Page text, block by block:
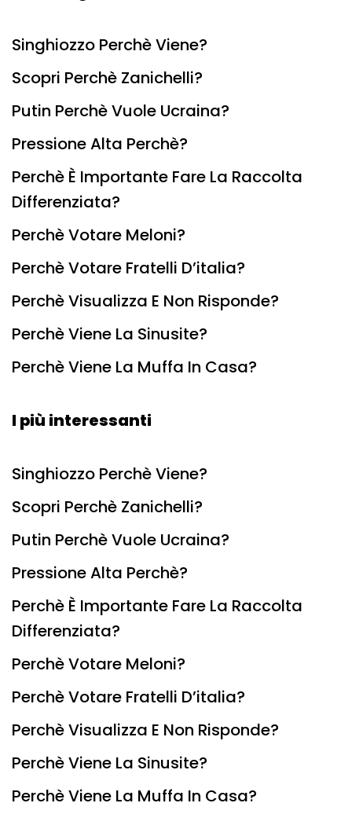
Singhiozzo Perchè Viene?
Scopri Perchè Zanichelli?
Putin Perchè Vuole Ucraina?
Pressione Alta Perchè?
Perchè È Importante Fare La Raccolta
Differenziata?
Perchè Votare Meloni?
Perchè Votare Fratelli D’italia?
Perchè Visualizza E Non Risponde?
Perchè Viene La Sinusite?
Perchè Viene La Muffa In Casa?
I più interessanti
Singhiozzo Perchè Viene?
Scopri Perchè Zanichelli?
Putin Perchè Vuole Ucraina?
Pressione Alta Perchè?
Perchè È Importante Fare La Raccolta
Differenziata?
Perchè Votare Meloni?
Perchè Votare Fratelli D’italia?
Perchè Visualizza E Non Risponde?
Perchè Viene La Sinusite?
Perchè Viene La Muffa In Casa?